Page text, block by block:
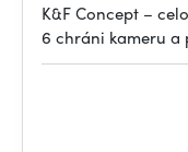
K&F Concept –
6 chráni kameru a